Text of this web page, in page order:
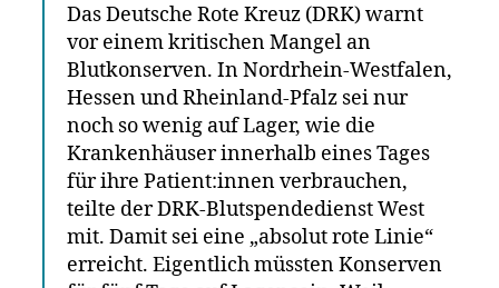
können
führen!
Das Deutsche Rote Kreuz (DRK) warnt
vor einem kritischen Mangel an
Blutkonserven. In Nordrhein-Westfalen,
Hessen und Rheinland-Pfalz sei nur
noch so wenig auf Lager, wie die
Krankenhäuser innerhalb eines Tages
für ihre Patient:innen verbrauchen,
teilte der DRK-Blutspendedienst West
mit. Damit sei eine „absolut rote Linie“
erreicht. Eigentlich müssten Konserven